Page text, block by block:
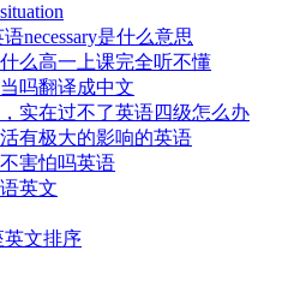
necessary是什么意思
么高一上课完全听不懂
吗翻译成中文
实在过不了英语四级怎么办
有极大的影响的英语
害怕吗英语
英文
英文排序